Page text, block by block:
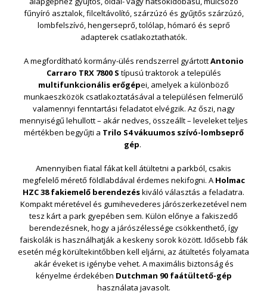
fűnyíró asztalok, filceltávolító, szárzúzó és gyűjtős szárzúzó,
lombfelszívó, hengerseprő, tolólap, hómaró és seprő
adapterek csatlakoztathatók.
A megfordítható kormány-ülés rendszerrel gyártottAntonio
Carraro TRX 7800 S típusú traktorok a település
multifunkcionális erőgépei, amelyek a különböző
munkaeszközök csatlakoztatásával a településen felmerülő
valamennyi fenntartási feladatot elvégzik. Az őszi, nagy
mennyiségű lehullott – akár nedves, összeállt – leveleket teljes
mértékben begyűjti a Trilo S4 vákuumos szívó-lombseprő
gép.
Amennyiben fiatal fákat kell átültetni a parkból, csakis
megfelelő mérető földlabdával érdemes nekifogni. A Holmac
HZC 38 fakiemelő berendezéskiváló választás a feladatra.
Kompakt méretével és gumihevederes járószerkezetével nem
tesz kárt a park gyepében sem. Külön előnye a fakiszedő
berendezésnek, hogy a járószélessége csökkenthető, így
faiskolák is használhatják a keskeny sorok között. Idősebb fák
esetén még körültekintőbben kell eljárni, az átültetés folyamata
akár éveket is igénybe vehet. A maximális biztonság és
kényelme érdekében Dutchman 90 faátültető-gép
használata javasolt.